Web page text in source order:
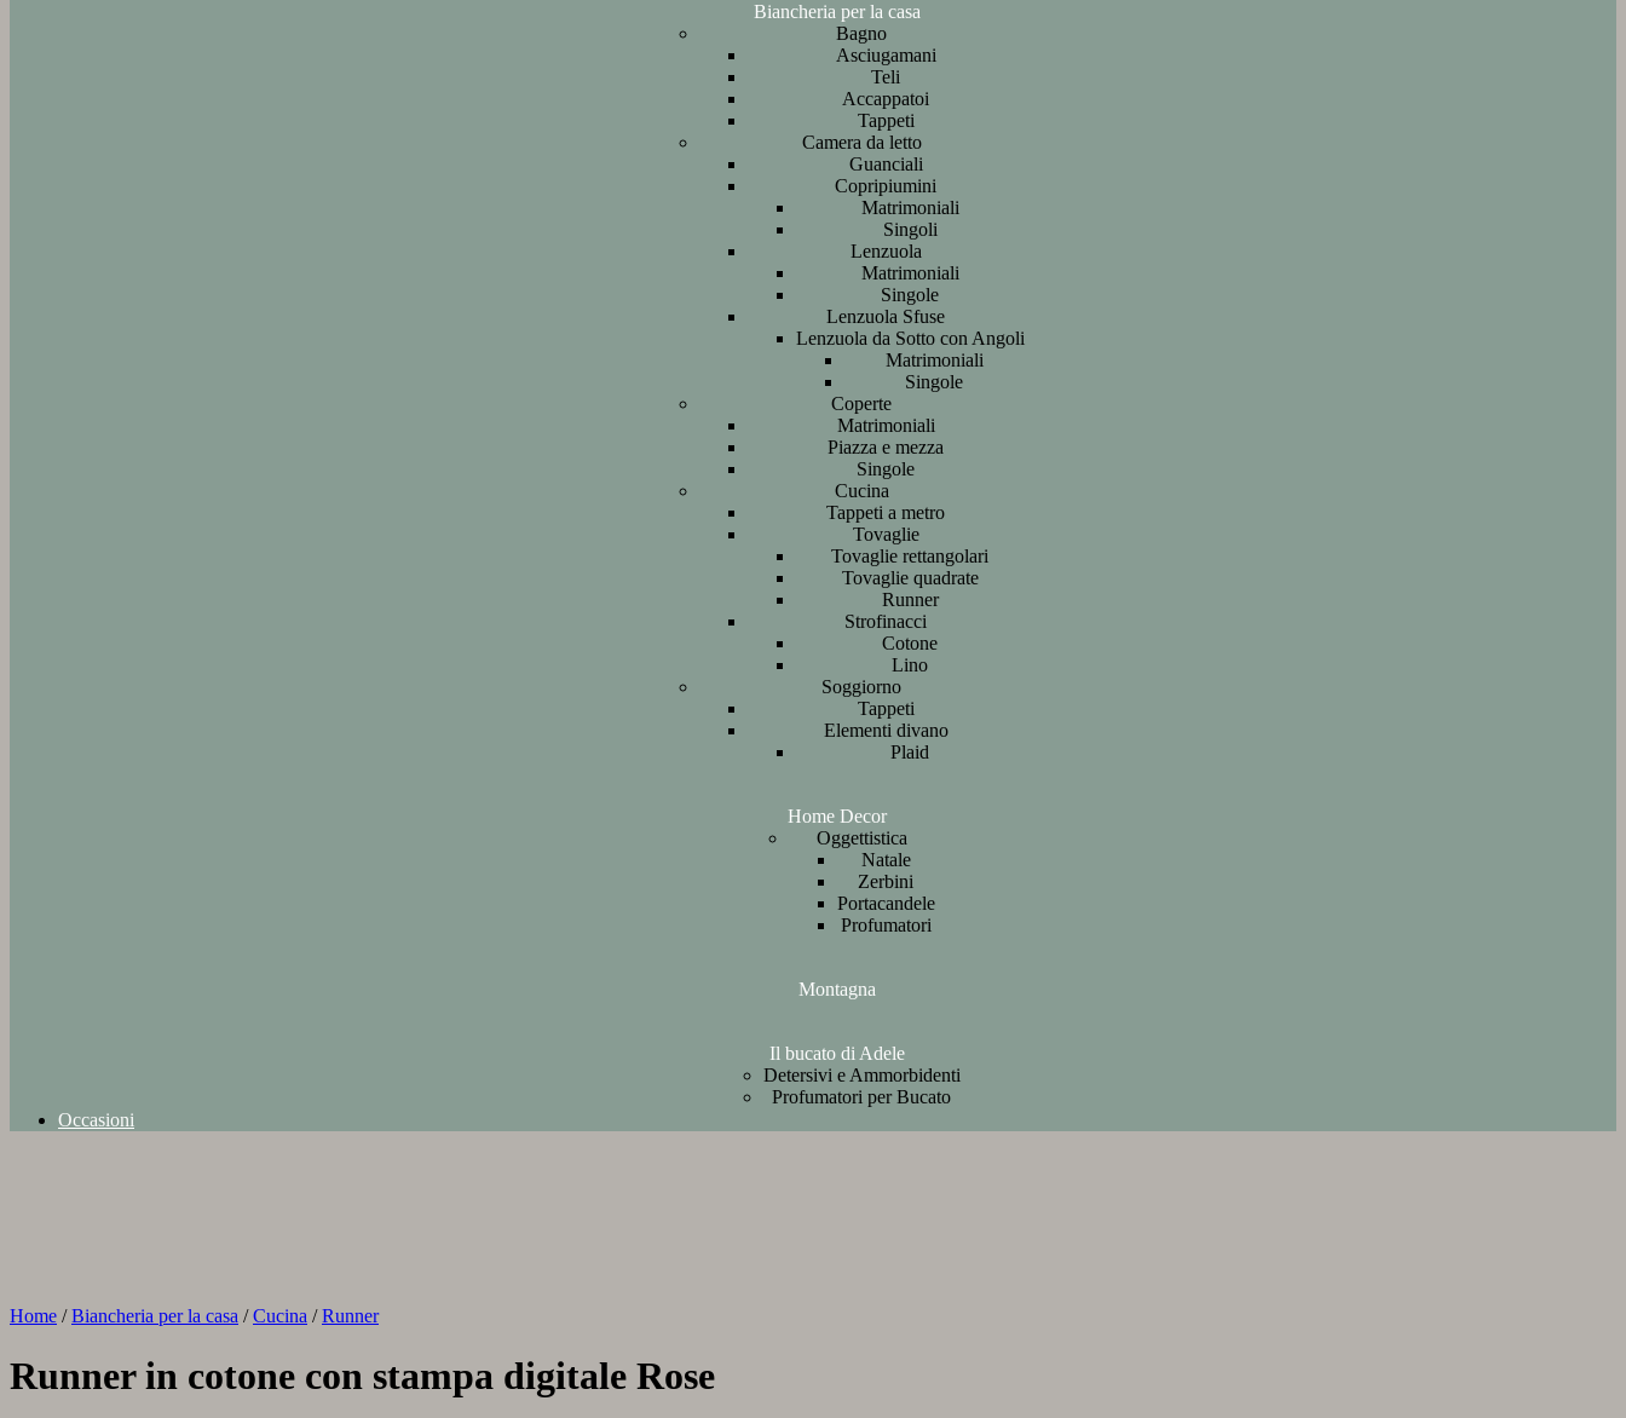
Biancheria per la casa
Bagno
Asciugamani
Teli
Accappatoi
Tappeti
Camera da letto
Guanciali
Copripiumini
Matrimoniali
Singoli
Lenzuola
Matrimoniali
Singole
Lenzuola Sfuse
Lenzuola da Sotto con Angoli
Matrimoniali
Singole
Coperte
Matrimoniali
Piazza e mezza
Singole
Cucina
Tappeti a metro
Tovaglie
Tovaglie rettangolari
Tovaglie quadrate
Runner
Strofinacci
Cotone
Lino
Soggiorno
Tappeti
Elementi divano
Plaid
Home Decor
Oggettistica
Natale
Zerbini
Portacandele
Profumatori
Montagna
Il bucato di Adele
Detersivi e Ammorbidenti
Profumatori per Bucato
Occasioni
Home / Biancheria per la casa / Cucina / Runner
Runner in cotone con stampa digitale Rose